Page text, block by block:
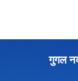
गुगल